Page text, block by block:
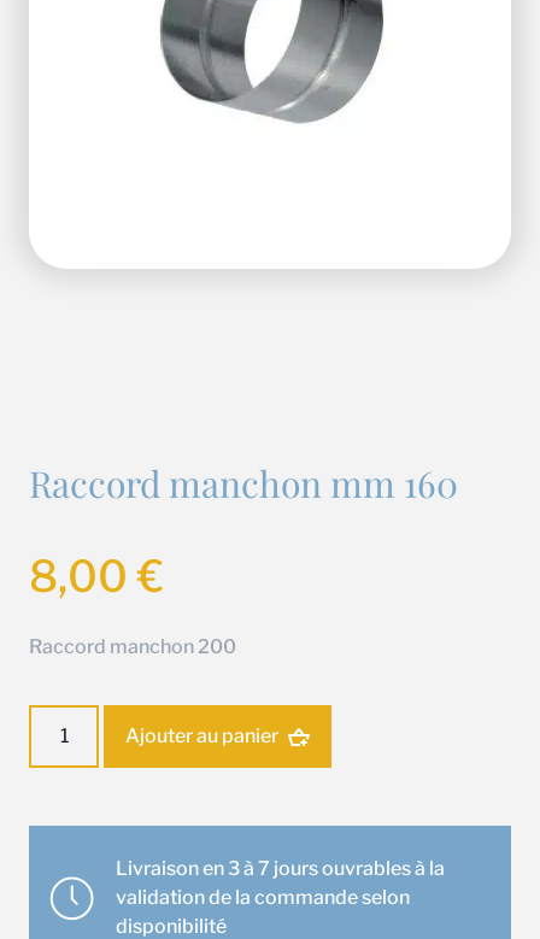
Raccord manchon mm 160
8,00€
Raccord manchon 200
Raccord
mm
Ajouter au panier
Livraison en 3 à 7 jours ouvrables à la
validation de la commande selon
disponibilité